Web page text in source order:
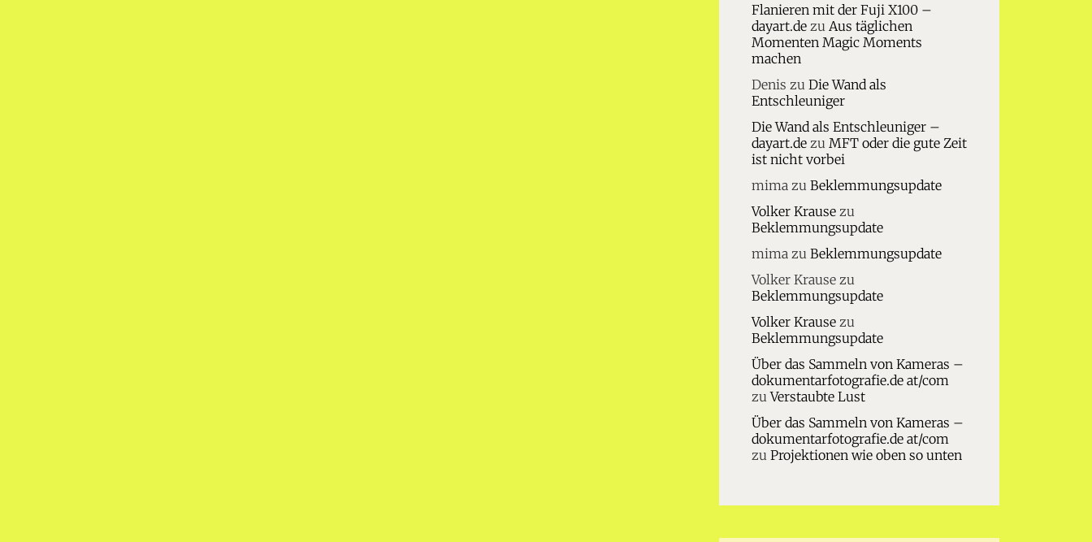
Flanieren mit der Fuji X100 –
dayart.dezu Aus täglichen
Momenten Magic Moments
machen
Denis zu Die Wand als
Entschleuniger
Die Wand als Entschleuniger –
dayart.dezu MFT oder die gute Zeit
ist nicht vorbei
mimazu Beklemmungsupdate
Volker Krausezu
Beklemmungsupdate
mimazu Beklemmungsupdate
Volker Krausezu
Beklemmungsupdate
Volker Krausezu
Beklemmungsupdate
Über das Sammeln von Kameras –
dokumentarfotografie.de at/com
zuVerstaubte Lust
Über das Sammeln von Kameras –
dokumentarfotografie.de at/com
zu Projektionen wie oben so unten